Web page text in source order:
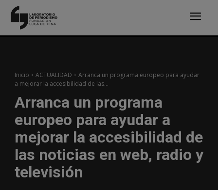
Inicio ACTUALIDAD
Arranca un programa europeo para ayudar
a mejorar la accesibilidad de las...
Arranca un programa
europeo para ayudar a
mejorar la accesibilidad de
las noticias en web, radio y
televisión